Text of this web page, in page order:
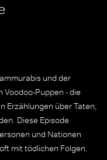
und der
Voodoo-Puppen - die
Erzählungen über Taten,
Diese Episode
und Nationen
mit tödlichen Folgen.